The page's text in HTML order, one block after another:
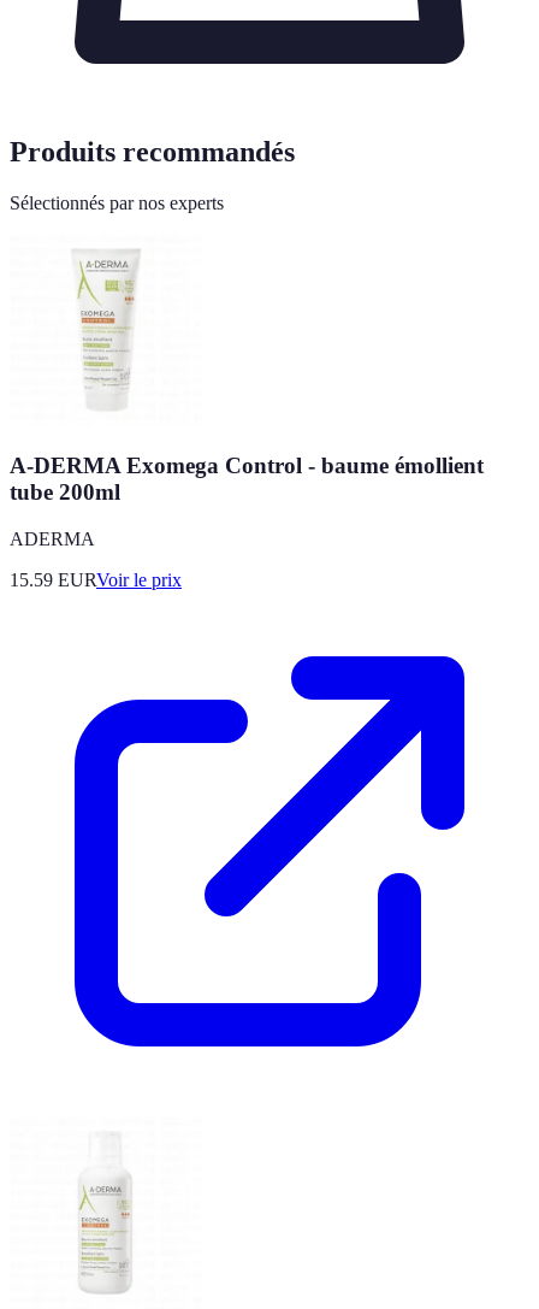
Produits recommandés
Sélectionnés par nos experts
A-DERMA Exomega Control - baume émollient
tube 200ml
ADERMA
15.59 EURVoir le prix